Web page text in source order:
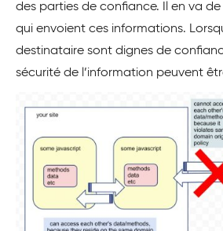
des parties de confiance. Il en va
qui envoient ces informations.
destinataire sont dignes de
sécurité de l’information peuvent